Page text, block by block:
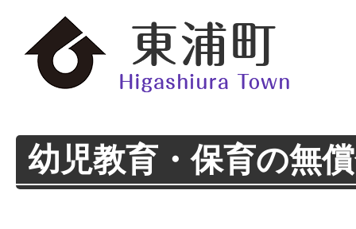
幼児教育・保育の無